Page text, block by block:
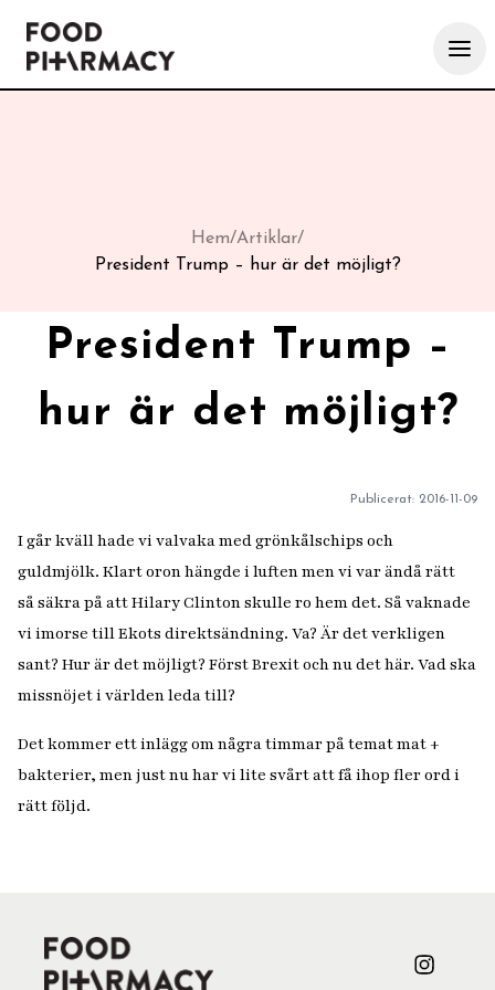
Hem/Artiklar/
President Trump – hur är det möjligt?
President Trump –
hur är det möjligt?
Publicerat: 2016-11-09
I går kväll hade vi valvaka med grönkålschips och
guldmjölk. Klart oron hängde i luften men vi var ändå rätt
så säkra på att Hilary Clinton skulle ro hem det. Så vaknade
vi imorse till Ekots direktsändning. Va? Är det verkligen
sant? Hur är det möjligt? Först Brexit och nu det här. Vad ska
missnöjet i världen leda till?
Det kommer ett inlägg om några timmar på temat mat +
bakterier, men just nu har vi lite svårt att få ihop fler ord i
rätt följd.